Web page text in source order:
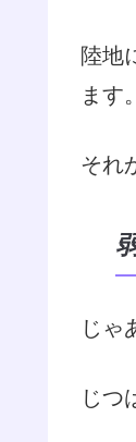
陸地
ます。
それ
じゃ
じつ